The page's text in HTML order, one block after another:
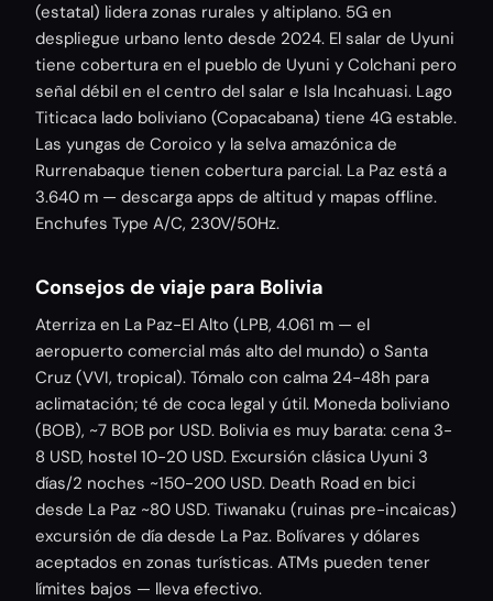
(estatal) lidera zonas rurales y altiplano. 5G en
despliegue urbano lento desde 2024. El salar de Uyuni
tiene cobertura en el pueblo de Uyuni y Colchani pero
señal débil en el centro del salar e Isla Incahuasi. Lago
Titicaca lado boliviano (Copacabana) tiene 4G estable.
Las yungas de Coroico y la selva amazónica de
Rurrenabaque tienen cobertura parcial. La Paz está a
3.640 m — descarga apps de altitud y mapas offline.
Enchufes Type A/C, 230V/50Hz.
Consejos de viaje para Bolivia
Aterriza en La Paz-El Alto (LPB, 4.061 m — el
aeropuerto comercial más alto del mundo) o Santa
Cruz (VVI, tropical). Tómalo con calma 24-48h para
aclimatación; té de coca legal y útil. Moneda boliviano
(BOB), ~7 BOB por USD. Bolivia es muy barata: cena 3-
8 USD, hostel 10-20 USD. Excursión clásica Uyuni 3
días/2 noches ~150-200 USD. Death Road en bici
desde La Paz ~80 USD. Tiwanaku (ruinas pre-incaicas)
excursión de día desde La Paz. Bolívares y dólares
aceptados en zonas turísticas. ATMs pueden tener
límites bajos — lleva efectivo.